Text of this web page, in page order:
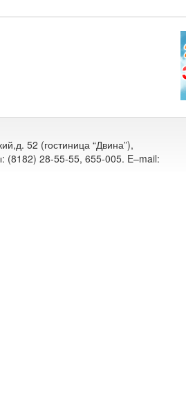
52 (гостиница “Двина”),
28-55-55, 655-005. E–mail: